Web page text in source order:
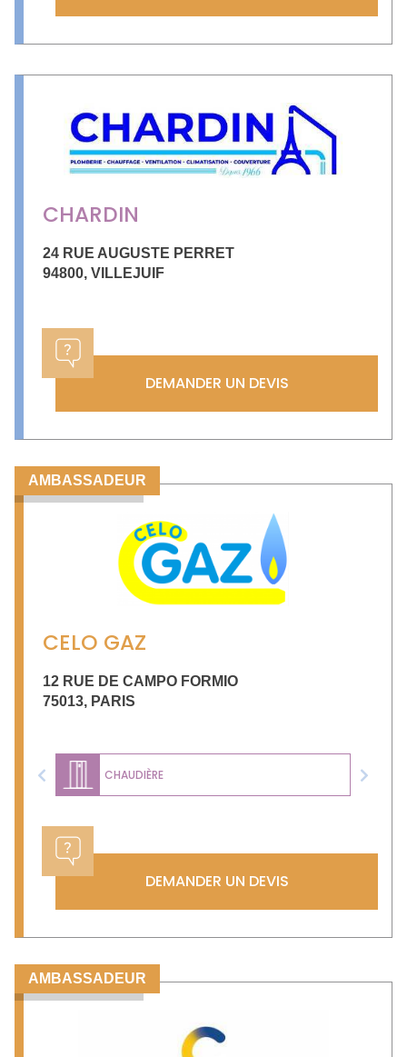
CHARDIN
24 RUE AUGUSTE PERRET
94800, VILLEJUIF
DEMANDER UN DEVIS
AMBASSADEUR
CELO GAZ
12 RUE DE CAMPO FORMIO
75013, PARIS
CHAUDIÈRE
Previous Next
DEMANDER UN DEVIS
AMBASSADEUR